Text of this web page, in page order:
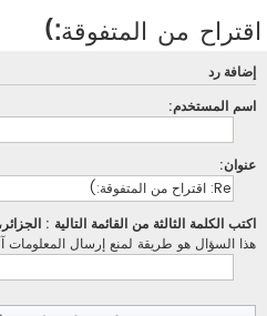
اقتراح من المتفوقة:)
إضافة رد
اسم المستخدم:
عنوان:
اكتب الكلمة الثالثة من القائمة التالية :
هذا السؤال هو طريقة لمنع إرسال المعلومات